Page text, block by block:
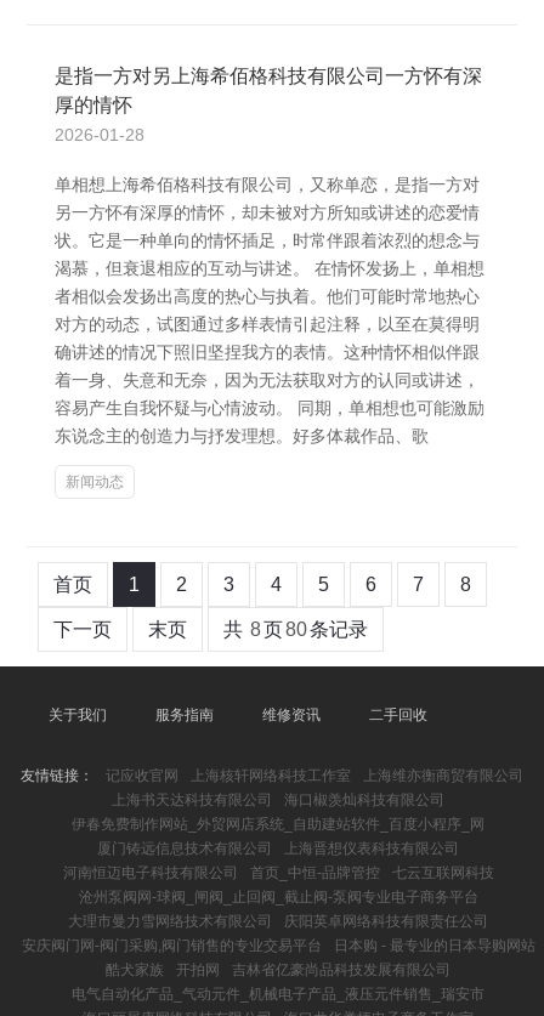
是指一方对另上海希佰格科技有限公司一方怀有深
厚的情怀
2026-01-28
单相想上海希佰格科技有限公司，又称单恋，是指一方对
另一方怀有深厚的情怀，却未被对方所知或讲述的恋爱情
状。它是一种单向的情怀插足，时常伴跟着浓烈的想念与
渴慕，但衰退相应的互动与讲述。 在情怀发扬上，单相想
者相似会发扬出高度的热心与执着。他们可能时常地热心
对方的动态，试图通过多样表情引起注释，以至在莫得明
确讲述的情况下照旧坚捏我方的表情。这种情怀相似伴跟
着一身、失意和无奈，因为无法获取对方的认同或讲述，
容易产生自我怀疑与心情波动。 同期，单相想也可能激励
东说念主的创造力与抒发理想。好多体裁作品、歌
新闻动态
首页 1 2 3 4 5 6 7 8
下一页 末页 共 8页80条记录
关于我们 服务指南 维修资讯 二手回收
友情链接： 记应收官网 上海核轩网络科技工作室
上海维亦衡商贸有限公司
上海书天达科技有限公司
海口椒羡灿科技有限公司
伊春免费制作网站_外贸网店系统_自助建站软件_百度小程序_网
厦门铸远信息技术有限公司
上海晋想仪表科技有限公司
河南恒迈电子科技有限公司
首页_中恒-品牌管控
七云互联网科技
沧州泵阀网-球阀_闸阀_止回阀_截止阀-泵阀专业电子商务平台
大理市曼力雪网络技术有限公司
庆阳英卓网络科技有限责任公司
安庆阀门网-阀门采购,阀门销售的专业交易平台
日本购 - 最专业的日本导购网站
酷犬家族
开拍网
吉林省亿豪尚品科技发展有限公司
电气自动化产品_气动元件_机械电子产品_液压元件销售_瑞安市